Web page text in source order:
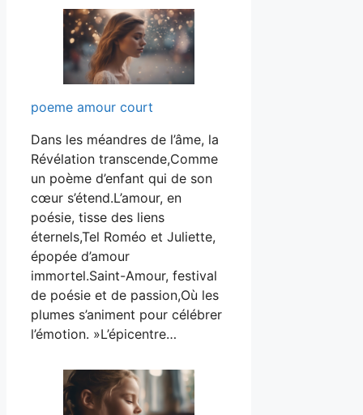
poeme amour court
Dans les méandres de l’âme, la
Révélation transcende,Comme
un poème d’enfant qui de son
cœur s’étend.L’amour, en
poésie, tisse des liens
éternels,Tel Roméo et Juliette,
épopée d’amour
immortel.Saint-Amour, festival
de poésie et de passion,Où les
plumes s’animent pour célébrer
l’émotion. »L’épicentre…